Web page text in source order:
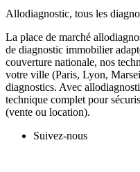
Allodiagnostic, tous les
La place de marché
de diagnostic immobilier
couverture nationale, nos
votre ville (Paris, Lyon,
diagnostics. Avec
technique complet pour
(vente ou location).
Suivez-nous